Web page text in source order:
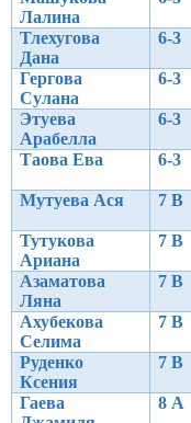
Лалина
Тлехугова
Дана
6-3
Гергова
Сулана
6-3
Этуева
Арабелла
6-3
Таова Ева
6-3
Мутуева Ася
7 В
Тутукова
Ариана
7 В
Азаматова
Ляна
7 В
Ахубекова
Селима
7 В
Руденко
Ксения
7 В
Гаева
8 А